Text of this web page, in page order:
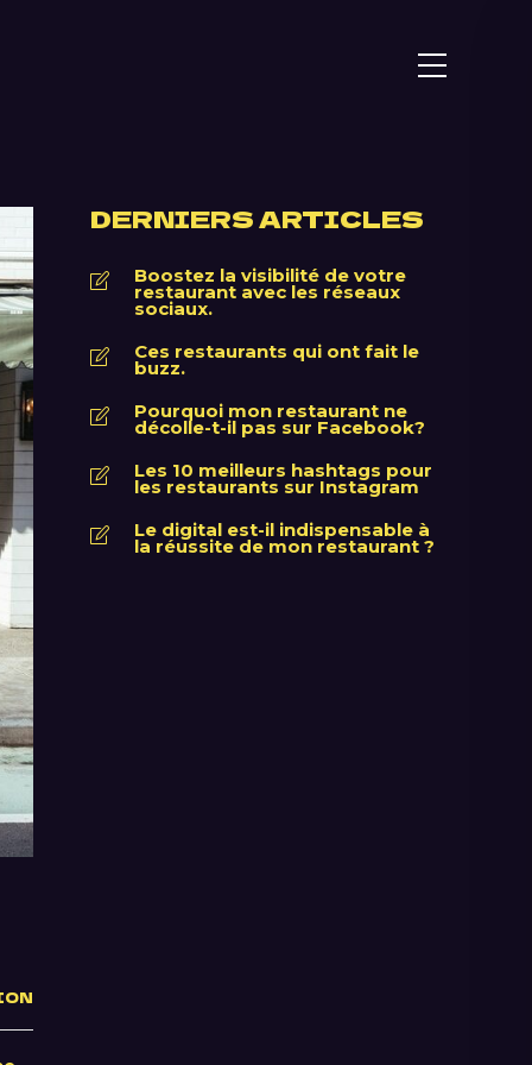
DERNIERS ARTICLES
Boostez la visibilité de votre
restaurant avec les réseaux
sociaux.
Ces restaurants qui ont fait le
buzz.
Pourquoi mon restaurant ne
décolle-t-il pas sur Facebook?
Les 10 meilleurs hashtags pour
les restaurants sur Instagram
Le digital est-il indispensable à
la réussite de mon restaurant ?